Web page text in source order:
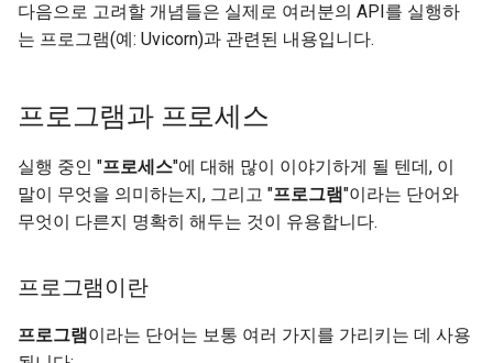
다음으로 고려할 개념들은 실제로 여러분의 API를 실행하
는 프로그램(예: Uvicorn)과 관련된 내용입니다.
프로그램과 프로세스
실행 중인 "프로세스"에 대해 많이 이야기하게 될 텐데, 이
말이 무엇을 의미하는지, 그리고 "프로그램"이라는 단어와
무엇이 다른지 명확히 해두는 것이 유용합니다.
프로그램이란
프로그램이라는 단어는 보통 여러 가지를 가리키는 데 사용